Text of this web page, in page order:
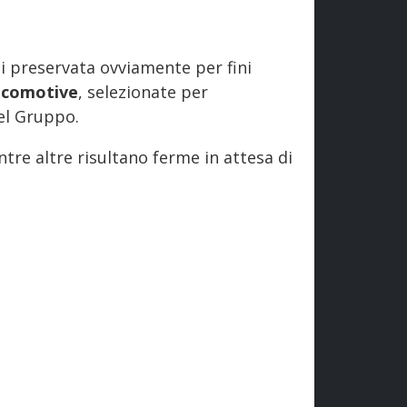
preservata ovviamente per fini
, selezionate per
Gruppo.
altre risultano ferme in attesa di